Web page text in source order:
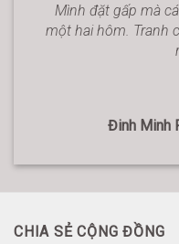
Mình đặt gấp mà
một hai hôm. Tranh
Đinh Minh
CHIA SẺ CỘNG ĐỒNG